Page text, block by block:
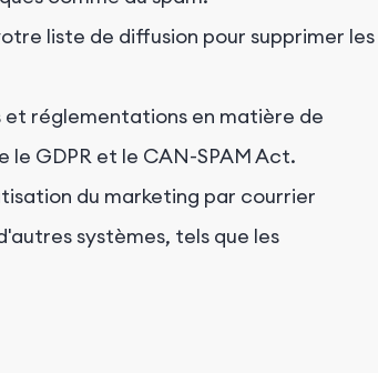
liste de diffusion pour supprimer les
et réglementations en matière de
GDPR et le CAN-SPAM Act.
du marketing par courrier
systèmes, tels que les